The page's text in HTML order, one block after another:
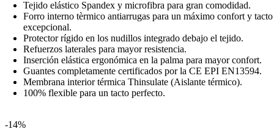
Tejido elástico Spandex y microfibra para gran comodidad.
Forro interno tèrmico antiarrugas para un máximo confort y tacto
excepcional.
Protector rígido en los nudillos integrado debajo el tejido.
Refuerzos laterales para mayor resistencia.
Inserción elástica ergonómica en la palma para mayor confort.
Guantes completamente certificados por la CE EPI EN13594.
Membrana interior térmica Thinsulate (Aislante térmico).
100% flexible para un tacto perfecto.
-14%